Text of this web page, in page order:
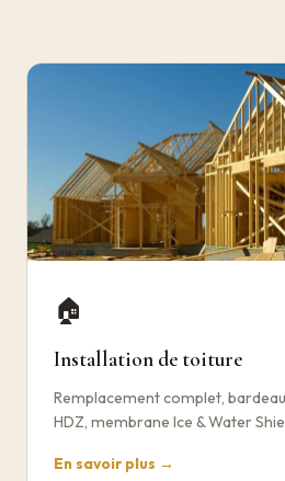
🏠
Installation de toiture
Remplacement complet,
HDZ, membrane Ice & Water
En savoir plus →